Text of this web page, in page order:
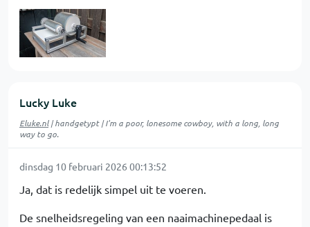
Lucky Luke
Eluke.nl| handgetypt | I'm a poor, lonesome cowboy, with a long, long
way to go.
dinsdag 10 februari 2026 00:13:52
Ja, dat is redelijk simpel uit te voeren.
De snelheidsregeling van een naaimachinepedaal is